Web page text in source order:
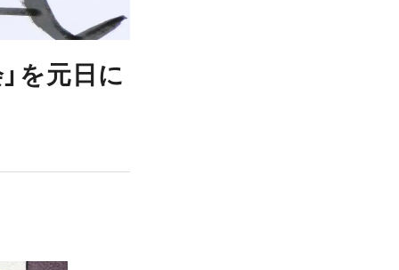
を元日に